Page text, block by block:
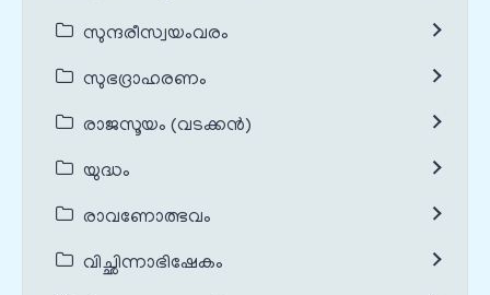
സുന്ദരീസ്വയംവരം
സുഭദ്രാഹരണം
രാജസൂയം (വടക്കൻ)
യുദ്ധം
രാവണോത്ഭവം
വിച്ഛിന്നാഭിഷേകം